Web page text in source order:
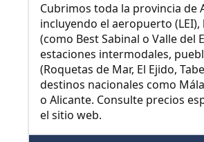
Cubrimos toda la provincia de
incluyendo el aeropuerto (LEI),
(como Best Sabinal o Valle del
estaciones intermodales,
(Roquetas de Mar, El Ejido,
destinos nacionales como
o Alicante. Consulte precios
el sitio web.